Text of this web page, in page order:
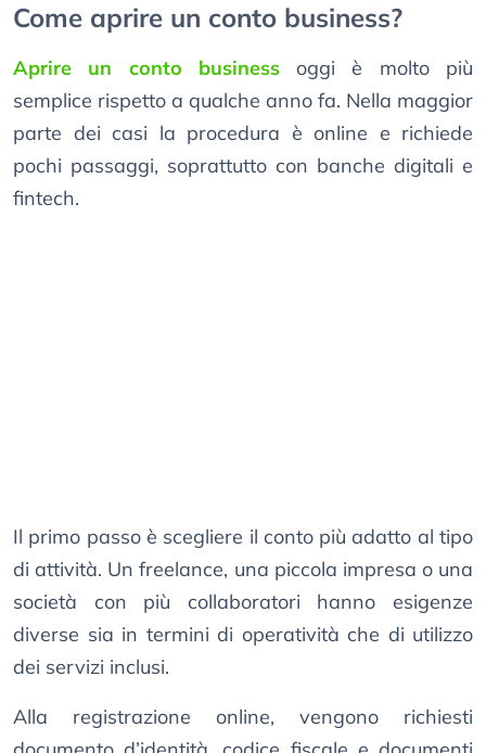
Come aprire un conto business?
Aprire un conto businessoggi è molto più
semplice rispetto a qualche anno fa. Nella maggior
parte dei casi la procedura è online e richiede
pochi passaggi, soprattutto con banche digitali e
fintech.
Il primo passo è scegliere il conto più adatto al tipo
di attività. Un freelance, una piccola impresa o una
società con più collaboratori hanno esigenze
diverse sia in termini di operatività che di utilizzo
dei servizi inclusi.
Alla registrazione online, vengono richiesti